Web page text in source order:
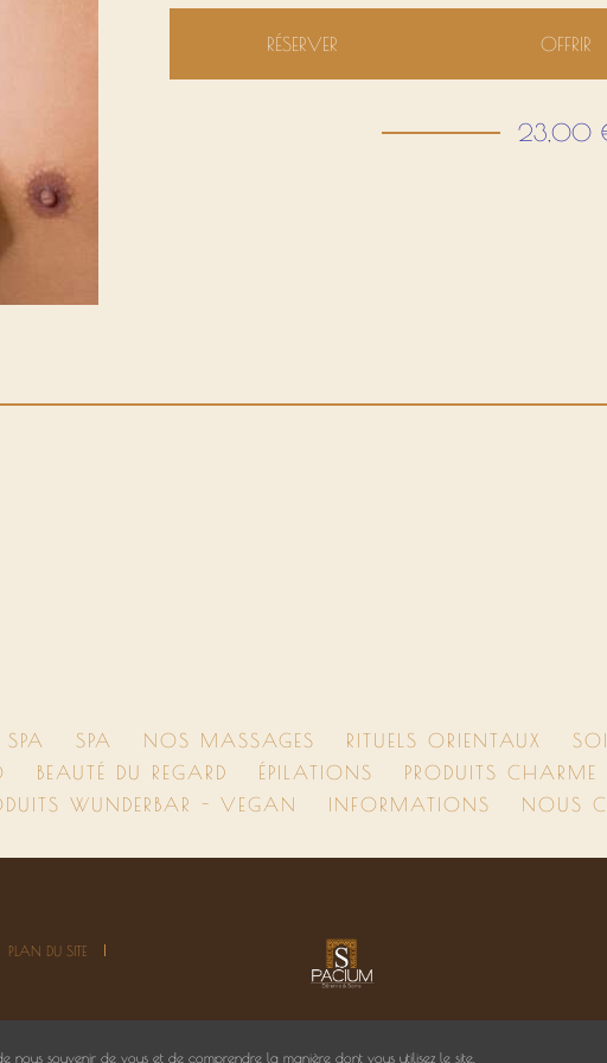
nous souvenir de vous et de comprendre la manière dont vous utilisez le site.
RÉSERVER OFFRIR
23,00
SPA NOS MASSAGES RITUELS ORIENTAUX
BEAUTÉ DU REGARD ÉPILATIONS
PRODUITS
WUNDERBAR - VEGAN
INFORMATIONS NOUS
PLAN DU SITE